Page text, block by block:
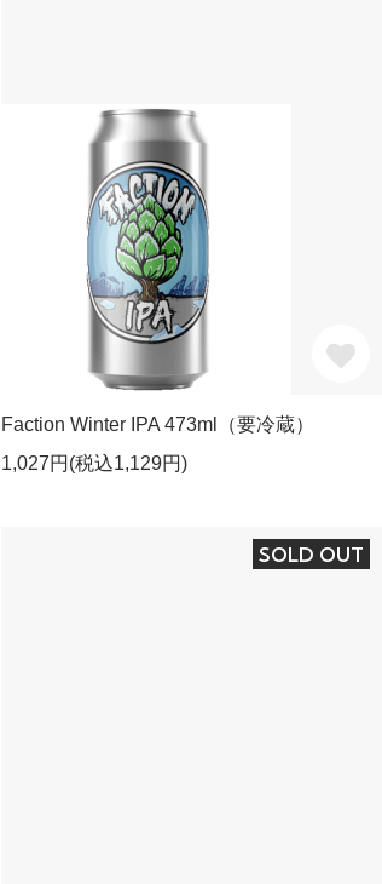
Faction Winter IPA 473ml（要冷蔵）
1,027円(税込1,129円)
SOLD OUT